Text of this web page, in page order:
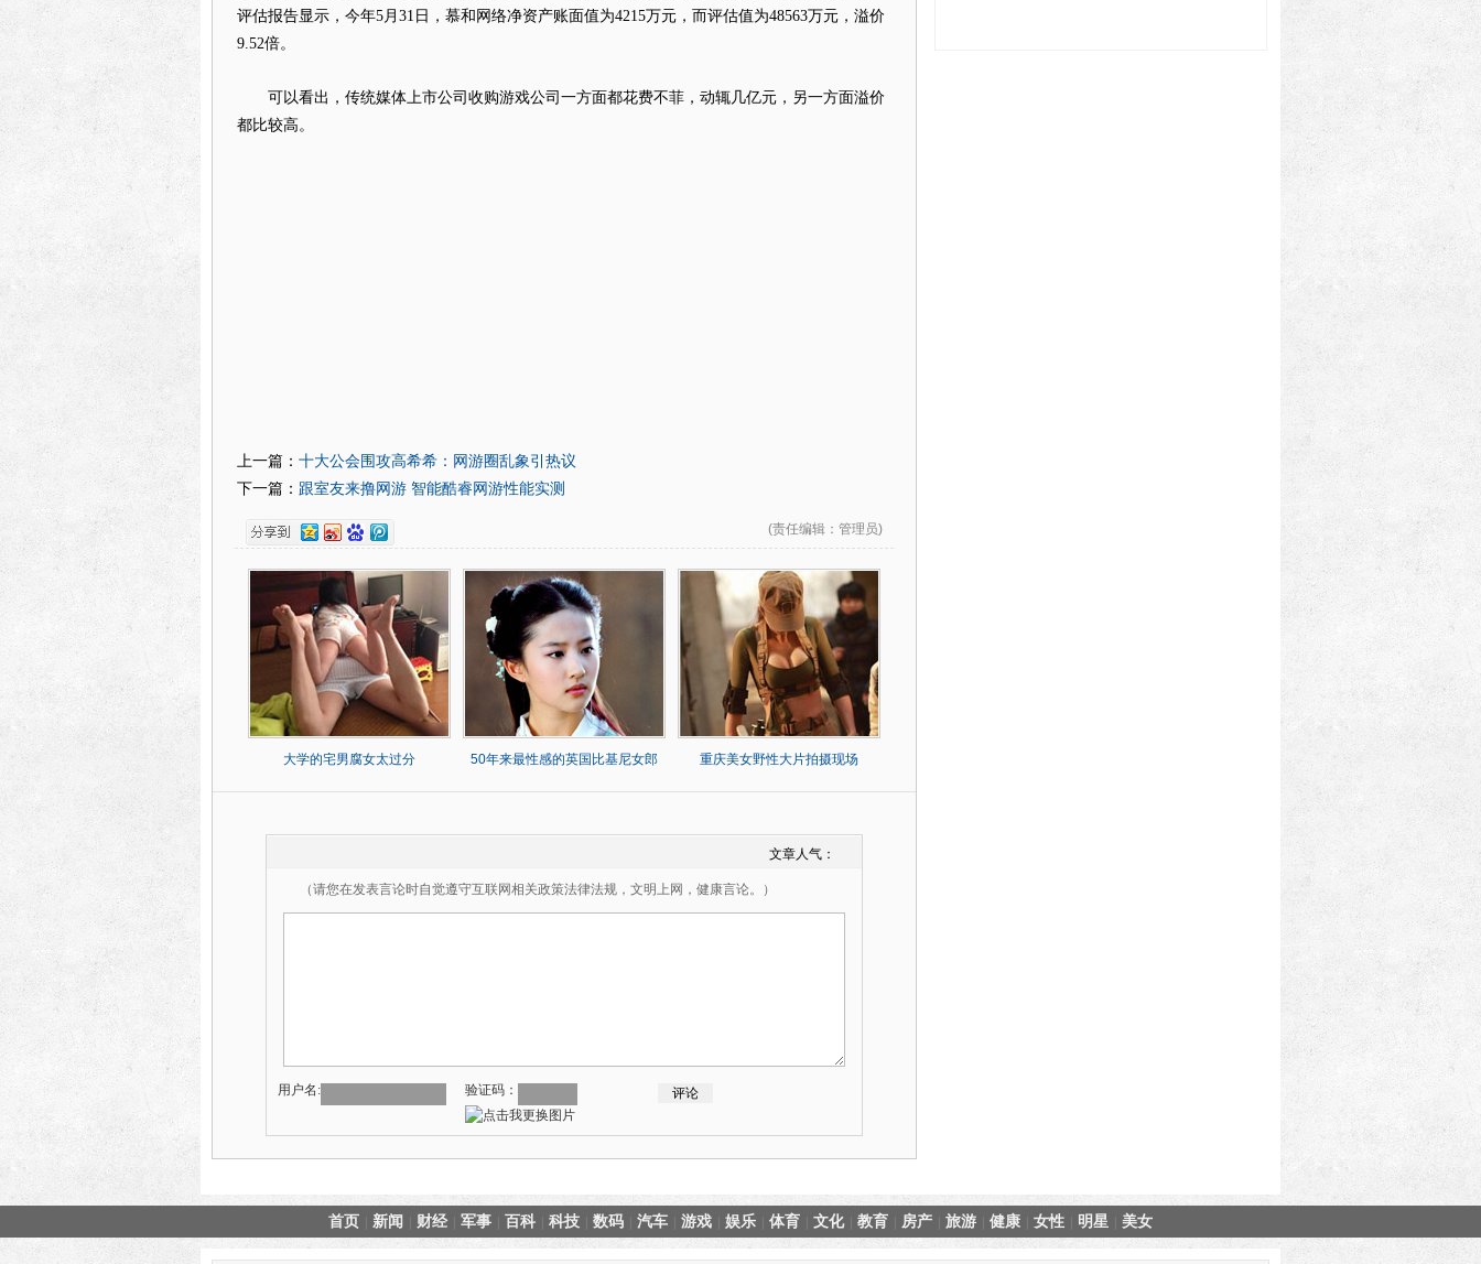
评估报告显示，今年5月31日，慕和网络净资产账面值为4215万元，而评估值为48563万元，溢价
9.52倍。
可以看出，传统媒体上市公司收购游戏公司一方面都花费不菲，动辄几亿元，另一方面溢价
都比较高。
上一篇： 十大公会围攻高希希：网游圈乱象引热议
下一篇： 跟室友来撸网游 智能酷睿网游性能实测
(责任编辑 ：管理员)
大学的宅男腐女太过分 50年来最性感的英国比基尼女郎 重庆美女野性大片拍摄现场
文章人气：
（请您在发表言论时自觉遵守互联网相关政策法律法规，文明上网，健康言论。）
用户名: 验证码：
首页 新闻 财经 军事 百科 科技 数码 汽车 游戏 娱乐 体育 文化 教育 房产 旅游 健康 女性 明星 美女